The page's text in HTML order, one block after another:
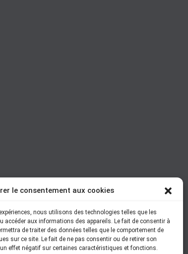
le consentement aux cookies
nous utilisons des technologies telles que les
accéder aux informations des appareils. Le fait de consentir à
de traiter des données telles que le comportement de
sur ce site. Le fait de ne pas consentir ou de retirer son
effet négatif sur certaines caractéristiques et fonctions.